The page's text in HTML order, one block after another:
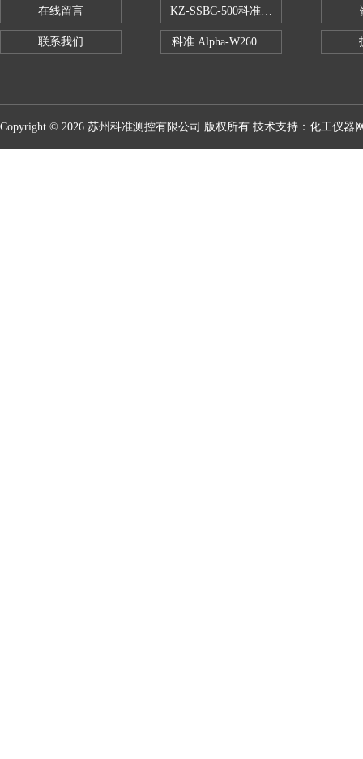
在线留言
联系我们
KZ-SSBC-500科准单柱电子万能试验
科准 Alpha-W260 半导体全自动推拉
Copyright © 2026 苏州科准测控有限公司 版权所有 技术支持： 化工仪器